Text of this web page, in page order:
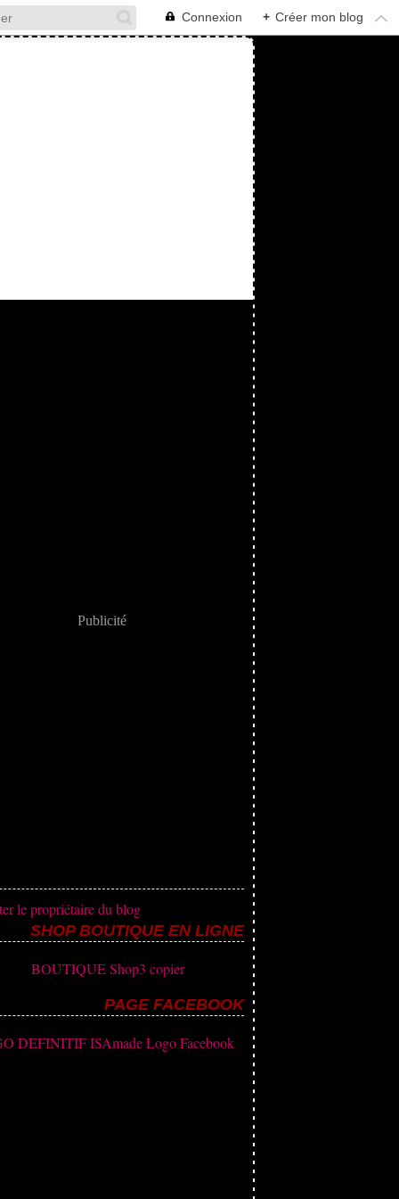
Connexion + Créer mon blog
Publicité
le propriétaire du blog
SHOP BOUTIQUE EN LIGNE
PAGE FACEBOOK